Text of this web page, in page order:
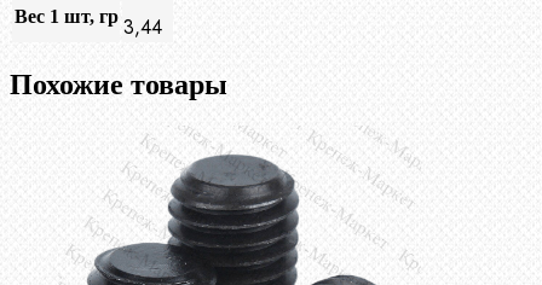
Вес 1 шт, гр 3,44
Похожие товары